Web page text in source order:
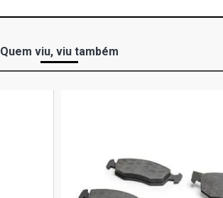
Quem viu, viu também